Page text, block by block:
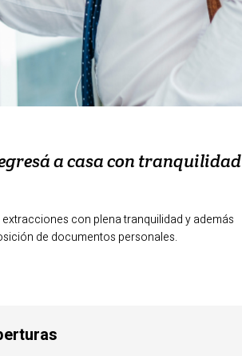
a casa con tranquilidad
con plena tranquilidad y además
de documentos personales.